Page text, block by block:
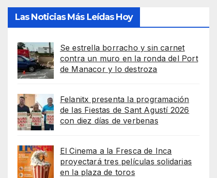
Las Noticias Más Leídas Hoy
Se estrella borracho y sin carnet
contra un muro en la ronda del Port
de Manacor y lo destroza
Felanitx presenta la programación
de las Fiestas de Sant Agustí 2026
con diez días de verbenas
El Cinema a la Fresca de Inca
proyectará tres películas solidarias
en la plaza de toros